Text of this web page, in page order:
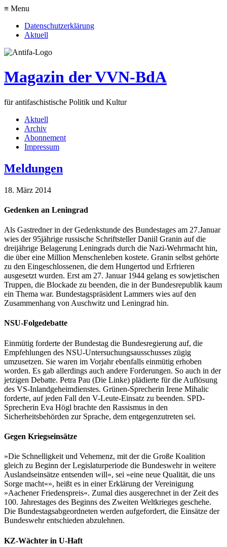
≡ Menu
Datenschutzerklärung
Aktuell
Magazin der VVN-BdA
für antifaschistische Politik und Kultur
Aktuell
Archiv
Abonnement
Impressum
Meldungen
18. März 2014
Gedenken an Leningrad
Als Gastredner in der Gedenkstunde des Bundestages am 27.Januar
wies der 95jährige russische Schriftsteller Daniil Granin auf die
dreijährige Belagerung Leningrads durch die Nazi-Wehrmacht hin,
die über eine Million Menschenleben kostete. Granin selbst gehörte
zu den Eingeschlossenen, die dem Hungertod und Erfrieren
ausgesetzt wurden. Erst am 27. Januar 1944 gelang es sowjetischen
Truppen, die Blockade zu beenden, die in der Bundesrepublik kaum
ein Thema war. Bundestagspräsident Lammers wies auf den
Zusammenhang von Auschwitz und Leningrad hin.
NSU-Folgedebatte
Einmütig forderte der Bundestag die Bundesregierung auf, die
Empfehlungen des NSU-Untersuchungsausschusses zügig
umzusetzen. Sie waren im Vorjahr ebenfalls einmütig erhoben
worden. Es gab allerdings auch andere Forderungen. So auch in der
jetzigen Debatte. Petra Pau (Die Linke) plädierte für die Auflösung
des VS-Inlandgeheimdienstes. Grünen-Sprecherin Irene Mihalic
forderte, auf jeden Fall den V-Leute-Einsatz zu beenden. SPD-
Sprecherin Eva Högl brachte den Rassismus in den
Sicherheitsbehörden zur Sprache, dem entgegenzutreten sei.
Gegen Kriegseinsätze
»Die Schnelligkeit und Vehemenz, mit der die Große Koalition
gleich zu Beginn der Legislaturperiode die Bundeswehr in weitere
Auslandseinsätze entsenden will«, sei »eine neue Qualität, die uns
Sorge macht«», heißt es in einer Erklärung der Vereinigung
»Aachener Friedenspreis«. Zumal dies ausgerechnet in der Zeit des
100. Jahrestages des Beginns des Zweiten Weltkrieges geschehe.
Die Bundestagsabgeordneten werden aufgefordert, die Einsätze der
Bundeswehr entschieden abzulehnen.
KZ-Wächter in U-Haft